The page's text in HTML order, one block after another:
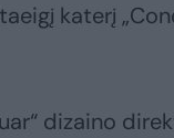
katerį
dizaino